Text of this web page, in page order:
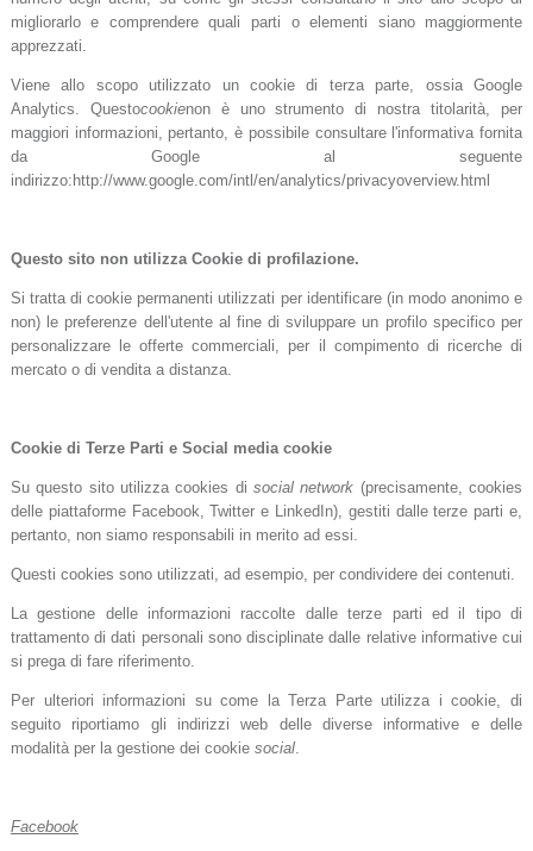
migliorarlo e comprendere quali parti o elementi siano maggiormente
apprezzati.
Viene allo scopo utilizzato un cookie di terza parte, ossia Google
Analytics. Questocookienon è uno strumento di nostra titolarità, per
maggiori informazioni, pertanto, è possibile consultare l'informativa fornita
da Google al seguente
indirizzo:http://www.google.com/intl/en/analytics/privacyoverview.html
Questo sito non utilizza Cookie di profilazione.
Si tratta di cookie permanenti utilizzati per identificare (in modo anonimo e
non) le preferenze dell'utente al fine di sviluppare un profilo specifico per
personalizzare le offerte commerciali, per il compimento di ricerche di
mercato o di vendita a distanza.
Cookie di Terze Parti e Social media cookie
Su questo sito utilizza cookies disocial network (precisamente, cookies
delle piattaforme Facebook, Twitter e LinkedIn), gestiti dalle terze parti e,
pertanto, non siamo responsabili in merito ad essi.
Questi cookies sono utilizzati, ad esempio, per condividere dei contenuti.
La gestione delle informazioni raccolte dalle terze parti ed il tipo di
trattamento di dati personali sono disciplinate dalle relative informative cui
si prega di fare riferimento.
Per ulteriori informazioni su come la Terza Parte utilizza i cookie, di
seguito riportiamo gli indirizzi web delle diverse informative e delle
modalità per la gestione dei cookie social.
Facebook